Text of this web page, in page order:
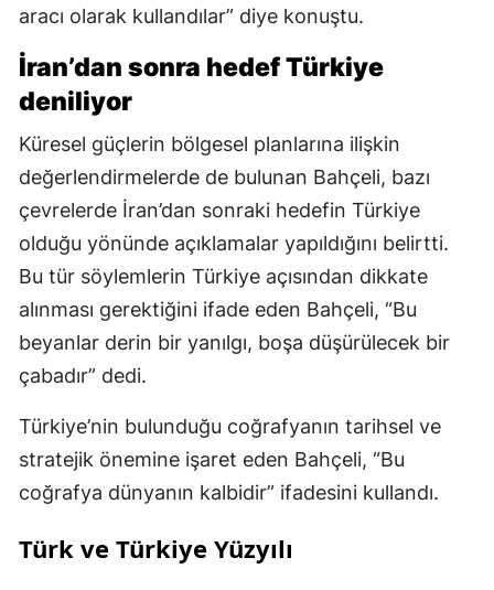
aracı olarak kullandılar” diye konuştu.
İran’dan sonra hedef Türkiye
deniliyor
Küresel güçlerin bölgesel planlarına ilişkin
değerlendirmelerde de bulunan Bahçeli, bazı
çevrelerde İran’dan sonraki hedefin Türkiye
olduğu yönünde açıklamalar yapıldığını belirtti.
Bu tür söylemlerin Türkiye açısından dikkate
alınması gerektiğini ifade eden Bahçeli, “Bu
beyanlar derin bir yanılgı, boşa düşürülecek bir
çabadır” dedi.
Türkiye’nin bulunduğu coğrafyanın tarihsel ve
stratejik önemine işaret eden Bahçeli, “Bu
coğrafya dünyanın kalbidir” ifadesini kullandı.
Türk ve Türkiye Yüzyılı